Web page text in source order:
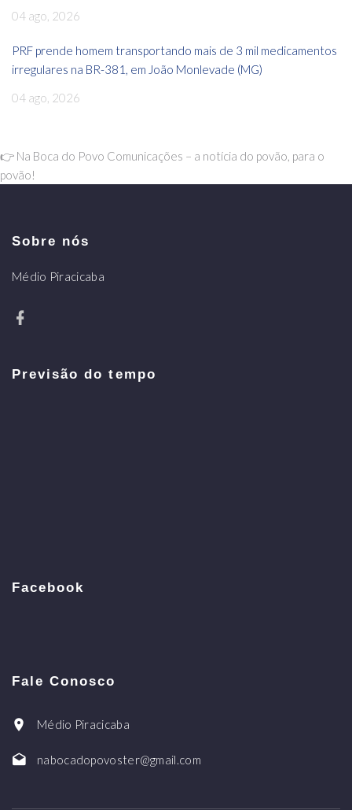
04 ago, 2026
PRF prende homem transportando mais de 3 mil medicamentos
irregulares na BR-381, em João Monlevade (MG)
04 ago, 2026
👉 Na Boca do Povo Comunicações – a notícia do povão, para o
povão!
Sobre nós
Médio Piracicaba
Previsão do tempo
Facebook
Fale Conosco
Médio Piracicaba
nabocadopovoster@gmail.com